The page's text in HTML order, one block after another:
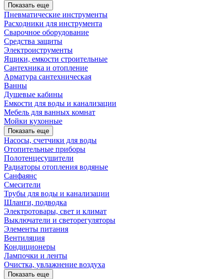
Показать еще
Пневматические инструменты
Расходники для инструмента
Сварочное оборудование
Средства защиты
Электроиструменты
Ящики, емкости строительные
Сантехника и отопление
Арматура сантехническая
Ванны
Душевые кабины
Емкости для воды и канализации
Мебель для ванных комнат
Мойки кухонные
Показать еще
Насосы, счетчики для воды
Отопительные приборы
Полотенцесушители
Радиаторы отопления водяные
Санфаянс
Смесители
Трубы для воды и канализации
Шланги, подводка
Электротовары, свет и климат
Выключатели и светорегуляторы
Элементы питания
Вентиляция
Кондиционеры
Лампочки и ленты
Очистка, увлажнение воздуха
Показать еще